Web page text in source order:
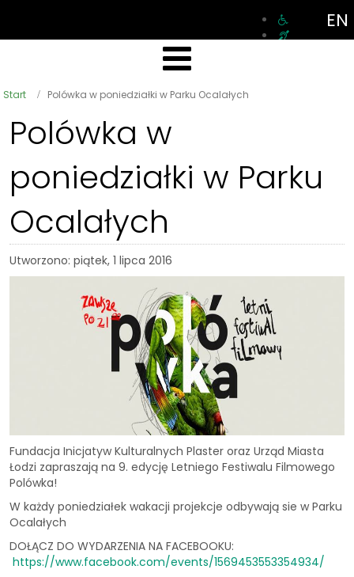
EN
Start Polówka w poniedziałki w Parku Ocalałych
Polówka w
poniedziałki w Parku
Ocalałych
Utworzono: piątek, 1 lipca 2016
Fundacja Inicjatyw Kulturalnych Plaster oraz Urząd Miasta
Łodzi zapraszają na 9. edycję Letniego Festiwalu Filmowego
Polówka!
W każdy poniedziałek wakacji projekcje odbywają sie w Parku
Ocalałych
DOŁĄCZ DO WYDARZENIA NA FACEBOOKU:
https://www.facebook.com/events/1569453553354934/